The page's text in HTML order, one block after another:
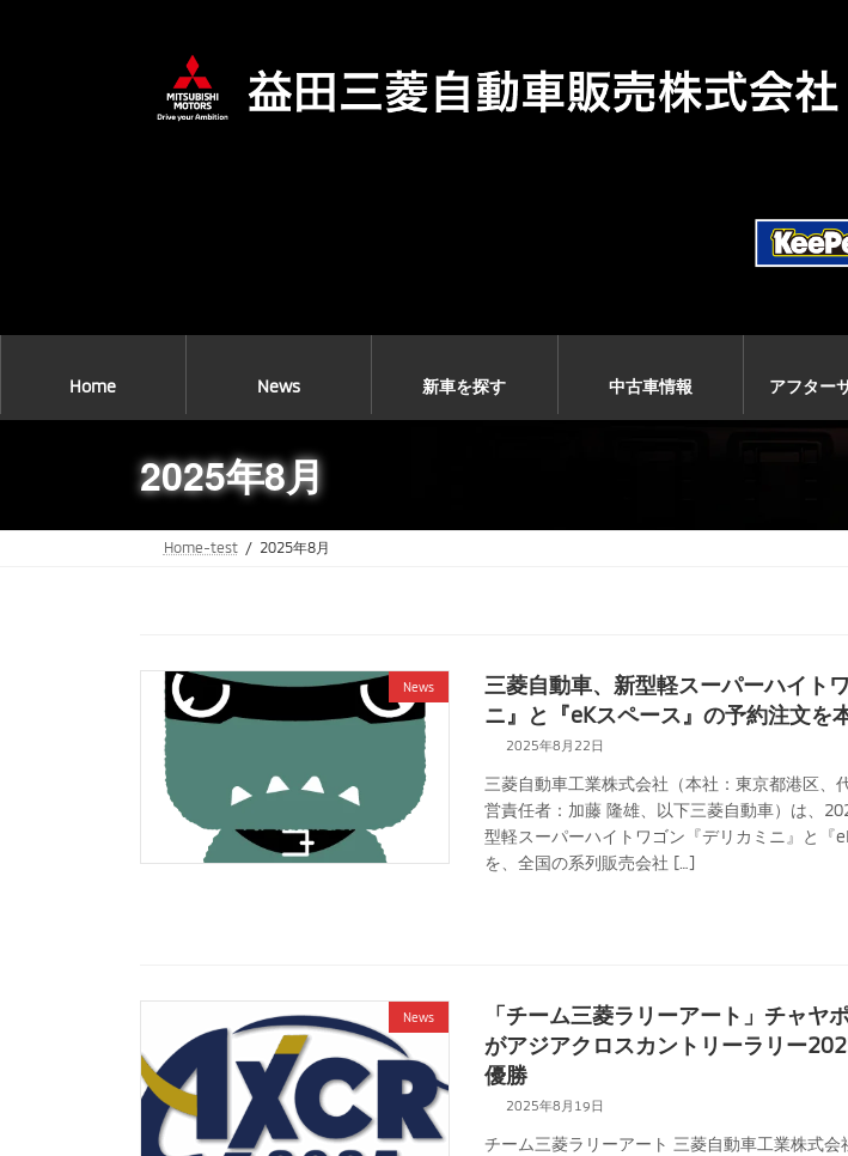
Home News 新車を探す 中古車情報 アフター
2025年8月
Home-test 2025年8月
News
三菱自動車、新型軽スーパーハイト
ニ』と『eKスペース』の予約注文を
2025年8月22日
三菱自動車工業株式会社（本社：東京都港区、
営責任者：加藤 隆雄、以下三菱自動車）は、
型軽スーパーハイトワゴン『デリカミニ』と『
を、全国の系列販売会社 […]
News
「チーム三菱ラリーアート」チャヤ
がアジアクロスカントリーラリー
優勝
2025年8月19日
チーム三菱ラリーアート 三菱自動車工業株式会